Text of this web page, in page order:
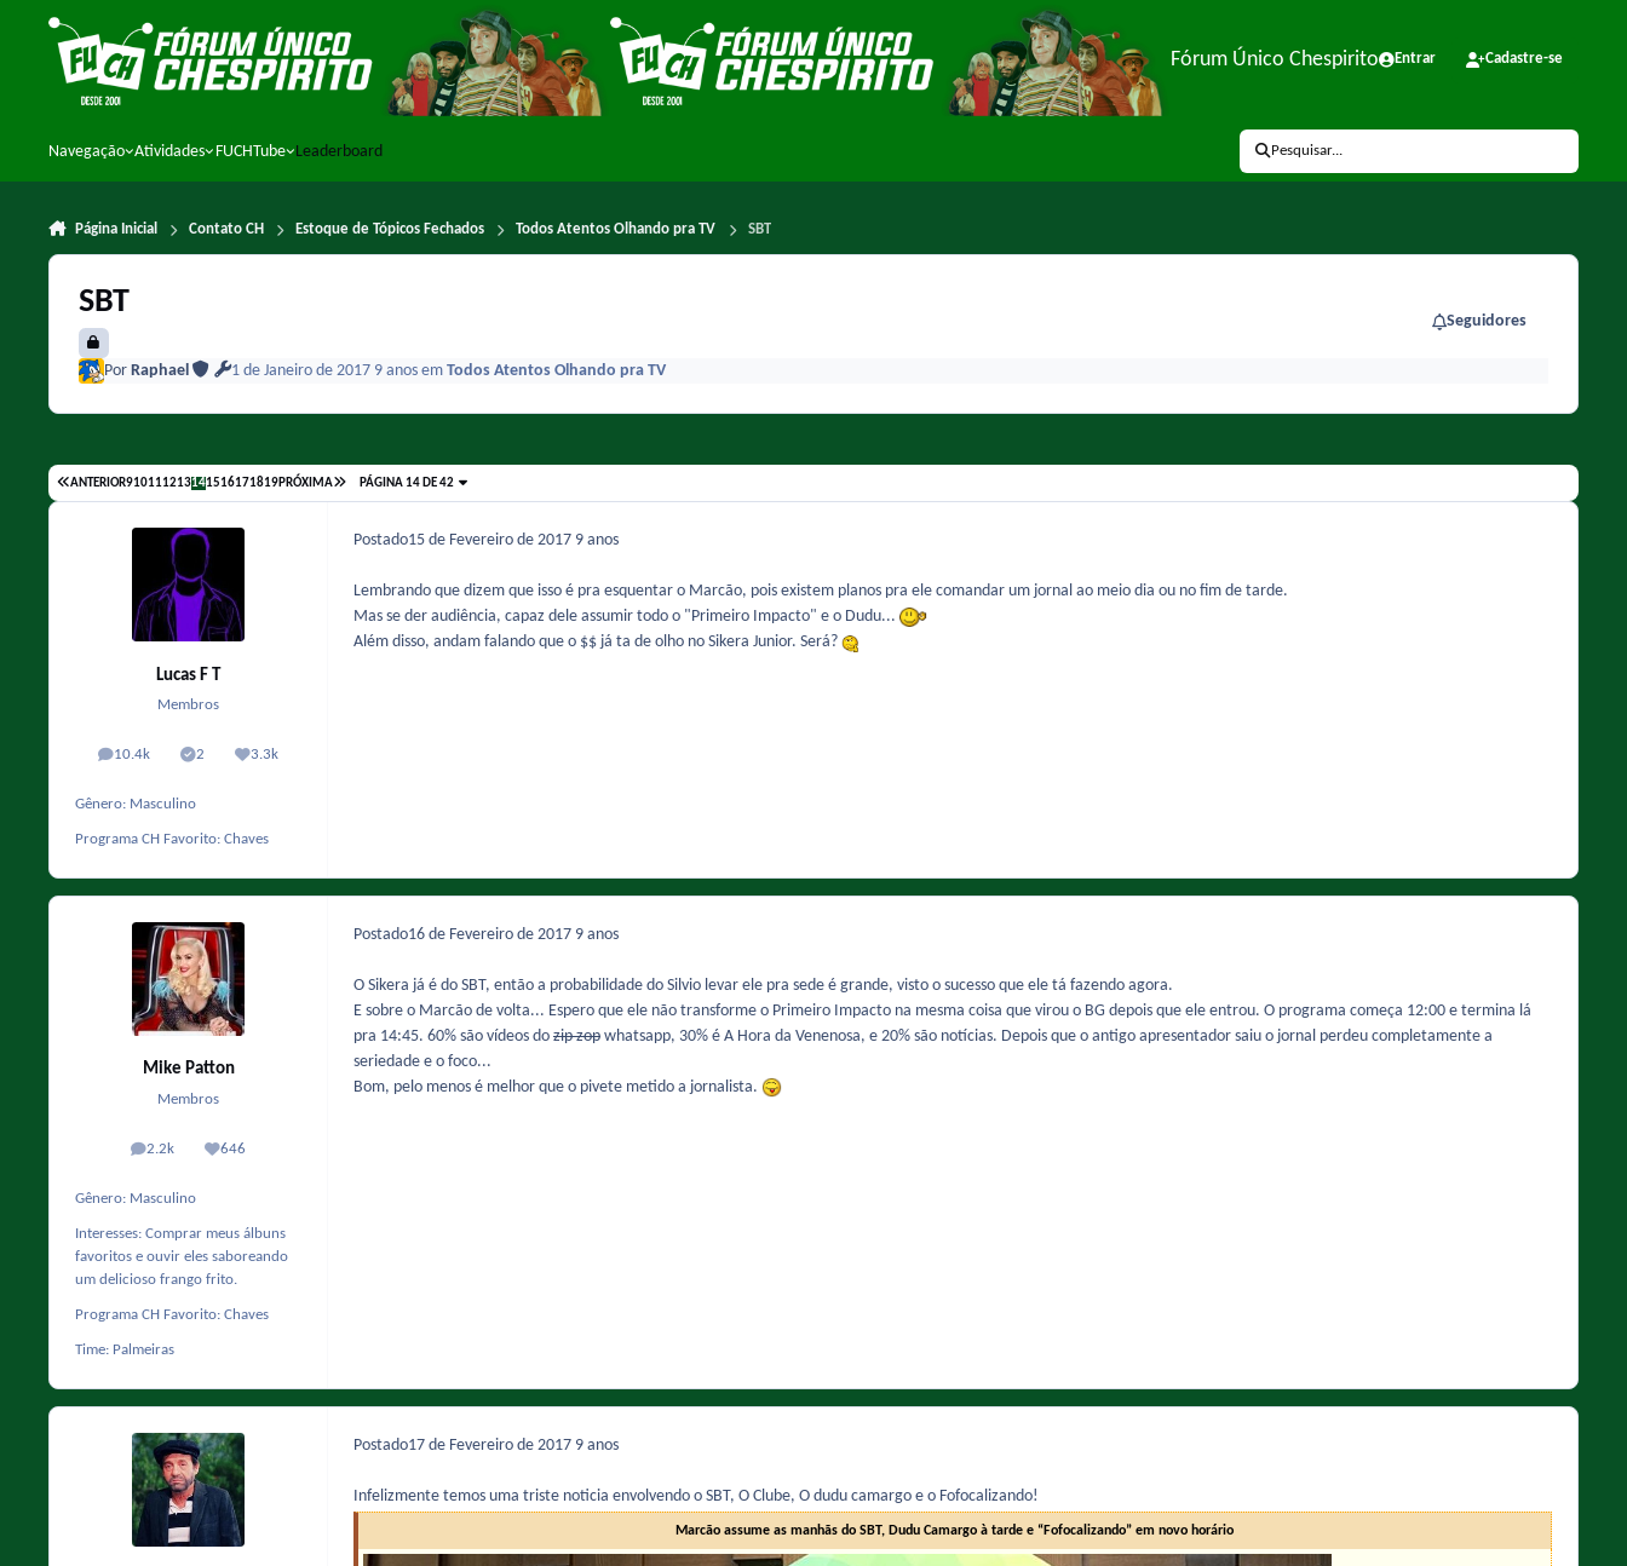
Ir para conteúdo
Fórum Único Chespirito Entrar Cadastre-se
Navegação Atividades FUCHTube Leaderboard Pesquisar...
Página Inicial Contato CH Estoque de Tópicos Fechados Todos Atentos Olhando pra TV SBT
SBT
Seguidores
Por Raphael 1 de Janeiro de 2017 9 anos em Todos Atentos Olhando pra TV
ANTERIOR910111213141516171819PRÓXIMA PÁGINA 14 DE 42
Lucas F T
Membros
10.4k
posts 2
Solutions3.3k
Reputação
Gênero: Masculino
Programa CH Favorito: Chaves
Postado15 de Fevereiro de 2017 9 anos
Lembrando que dizem que isso é pra esquentar o Marcão, pois existem planos pra ele comandar um jornal ao meio dia ou no fim de tarde.
Mas se der audiência, capaz dele assumir todo o "Primeiro Impacto" e o Dudu...
Além disso, andam falando que o $$ já ta de olho no Sikera Junior. Será?
Mike Patton
Membros
2.2k
posts 646
Reputação
Gênero: Masculino
Interesses: Comprar meus álbuns
favoritos e ouvir eles saboreando
um delicioso frango frito.
Programa CH Favorito: Chaves
Time: Palmeiras
Postado16 de Fevereiro de 2017 9 anos
O Sikera já é do SBT, então a probabilidade do Silvio levar ele pra sede é grande, visto o sucesso que ele tá fazendo agora.
E sobre o Marcão de volta... Espero que ele não transforme o Primeiro Impacto na mesma coisa que virou o BG depois que ele entrou. O programa começa 12:00 e termina lá
pra 14:45. 60% são vídeos do zip zop whatsapp, 30% é A Hora da Venenosa, e 20% são notícias. Depois que o antigo apresentador saiu o jornal perdeu completamente a
seriedade e o foco...
Bom, pelo menos é melhor que o pivete metido a jornalista.
Postado17 de Fevereiro de 2017 9 anos
Infelizmente temos uma triste noticia envolvendo o SBT, O Clube, O dudu camargo e o Fofocalizando!
Marcão assume as manhãs do SBT, Dudu Camargo à tarde e “Fofocalizando” em novo horário